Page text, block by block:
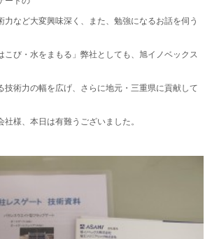
力など大変興味深く、また、勉強になるお話を伺う
こび・水をまもる」弊社としても、旭イノベックス
技術力の幅を広げ、さらに地元・三重県に貢献して
社様、本日は有難うございました。